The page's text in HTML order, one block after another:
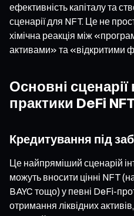
ефективність капіталу та
сценарії для NFT. Це не
хімічна реакція між
активами» та «відкритими
Основні
практики DeFi
Кредитування під
Це найпряміший сценарій
можуть вносити цінні NFT
BAYC тощо) у певні DeFi-
отримання ліквідних